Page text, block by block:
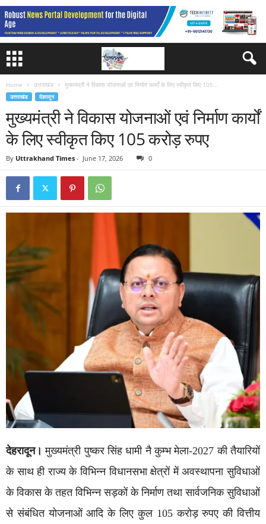
Home उत्तराखंड मुख्यमंत्री ने विकास योजनाओं एवं निर्माण कार्यों के लिए स्वीकृत किए 105...
उत्तराखंड देहरादून
मुख्यमंत्री ने विकास योजनाओं एवं निर्माण कार्यों
के लिए स्वीकृत किए 105 करोड़ रुपए
By Uttrakhand Times - June 17, 2026 0
देहरादून। मुख्यमंत्री पुष्कर सिंह धामी नै कुम्भ मेला-2027 की तैयारियों
के साथ ही राज्य के विभिन्न विधानसभा क्षेत्रों में अवस्थापना सुविधाओं
के विकास के तहत विभिन्न सड़कों के निर्माण तथा सार्वजनिक सुविधाओं
से संबंधित योजनाओं आदि के लिए कुल 105 करोड़ रुपए की वित्तीय